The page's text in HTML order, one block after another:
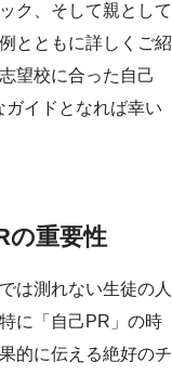
ク、そして親として
とともに詳しくご紹
望校に合った自己
イドとなれば幸い
の重要性
は測れない生徒の人
に「自己PR」の時
的に伝える絶好のチ